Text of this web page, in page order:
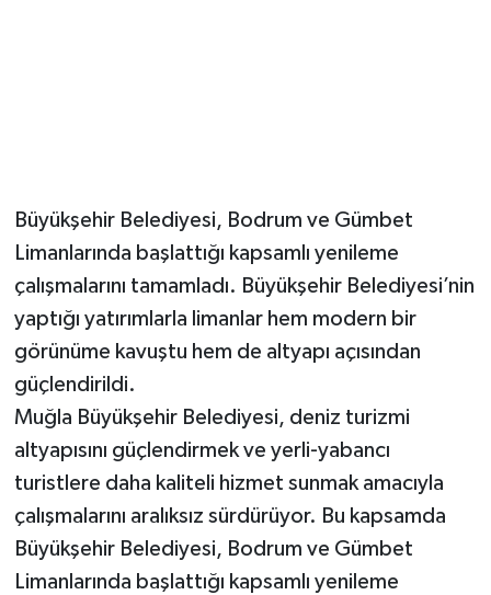
Büyükşehir Belediyesi, Bodrum ve Gümbet
Limanlarında başlattığı kapsamlı yenileme
çalışmalarını tamamladı. Büyükşehir Belediyesi’nin
yaptığı yatırımlarla limanlar hem modern bir
görünüme kavuştu hem de altyapı açısından
güçlendirildi.
Muğla Büyükşehir Belediyesi, deniz turizmi
altyapısını güçlendirmek ve yerli-yabancı
turistlere daha kaliteli hizmet sunmak amacıyla
çalışmalarını aralıksız sürdürüyor. Bu kapsamda
Büyükşehir Belediyesi, Bodrum ve Gümbet
Limanlarında başlattığı kapsamlı yenileme